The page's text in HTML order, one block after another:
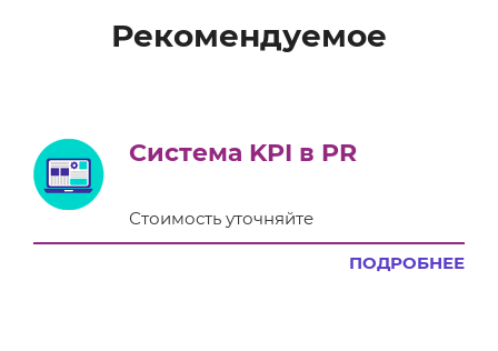
Рекомендуемое
Система KPI в PR
Стоимость уточняйте
ПОДРОБНЕЕ